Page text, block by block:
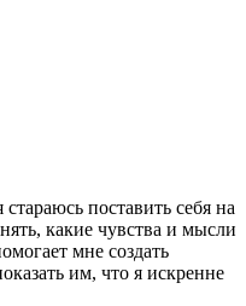
поставить себя на
какие чувства и мысли
мне создать
им, что я искренне